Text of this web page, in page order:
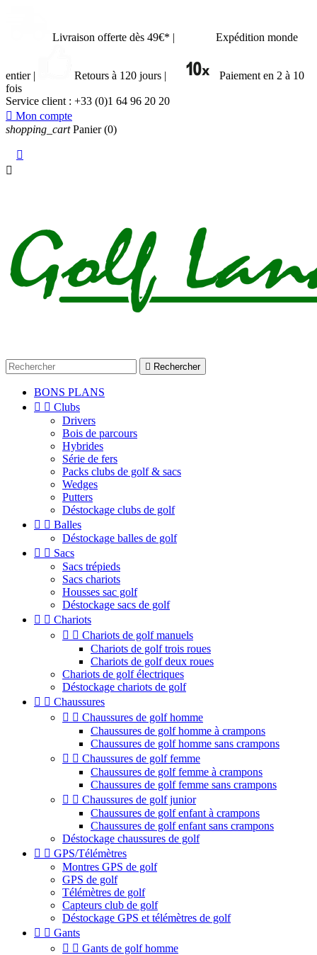
Livraison offerte dès 49€* | Expédition monde
entier | Retours à 120 jours |
Paiement en 2 à 10
fois
Service client : +33 (0)1 64 96 20 20
 Mon compte
shopping_cart Panier (0)


 Rechercher
BONS PLANS
  Clubs
Drivers
Bois de parcours
Hybrides
Série de fers
Packs clubs de golf & sacs
Wedges
Putters
Déstockage clubs de golf
  Balles
Déstockage balles de golf
  Sacs
Sacs trépieds
Sacs chariots
Housses sac golf
Déstockage sacs de golf
  Chariots
  Chariots de golf manuels
Chariots de golf trois roues
Chariots de golf deux roues
Chariots de golf électriques
Déstockage chariots de golf
  Chaussures
  Chaussures de golf homme
Chaussures de golf homme à crampons
Chaussures de golf homme sans crampons
  Chaussures de golf femme
Chaussures de golf femme à crampons
Chaussures de golf femme sans crampons
  Chaussures de golf junior
Chaussures de golf enfant à crampons
Chaussures de golf enfant sans crampons
Déstockage chaussures de golf
  GPS/Télémètres
Montres GPS de golf
GPS de golf
Télémètres de golf
Capteurs club de golf
Déstockage GPS et télémètres de golf
  Gants
  Gants de golf homme